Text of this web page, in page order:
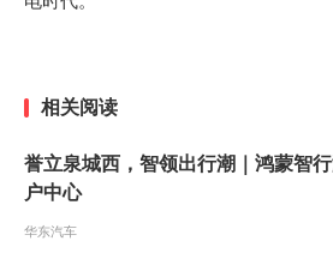
相关阅读
誉立泉城西，智领出行潮｜鸿蒙智
户中心
华东汽车